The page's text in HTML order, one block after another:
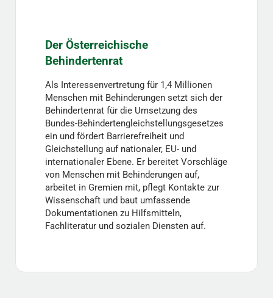
Der Österreichische
Behindertenrat
Als Interessenvertretung für 1,4 Millionen
Menschen mit Behinderungen setzt sich der
Behindertenrat für die Umsetzung des
Bundes-Behindertengleichstellungsgesetzes
ein und fördert Barrierefreiheit und
Gleichstellung auf nationaler, EU- und
internationaler Ebene. Er bereitet Vorschläge
von Menschen mit Behinderungen auf,
arbeitet in Gremien mit, pflegt Kontakte zur
Wissenschaft und baut umfassende
Dokumentationen zu Hilfsmitteln,
Fachliteratur und sozialen Diensten auf.